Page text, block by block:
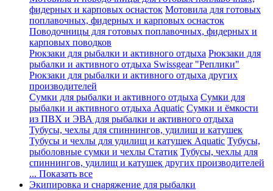
фидерных и карповых оснасток Мотовила для готовых
поплавочных, фидерных и карповых оснасток
Поводочницы для готовых поплавочных, фидерных и
карповых поводков
Рюкзаки для рыбалки и активного отдыха Рюкзаки для
рыбалки и активного отдыха Swissgear "Реплики"
Рюкзаки для рыбалки и активного отдыха других
производителей
Сумки для рыбалки и активного отдыха Сумки для
рыбалки и активного отдыха Aquatic Сумки и ёмкости
из ПВХ и ЭВА для рыбалки и активного отдыха
Тубусы, чехлы для спиннингов, удилищ и катушек
Тубусы и чехлы для удилищ и катушек Aquatic Тубусы,
рыболовные сумки и чехлы Статик Тубусы, чехлы для
спиннингов, удилищ и катушек других производителей
... Показать все
Экипировка и снаряжение для рыбалки